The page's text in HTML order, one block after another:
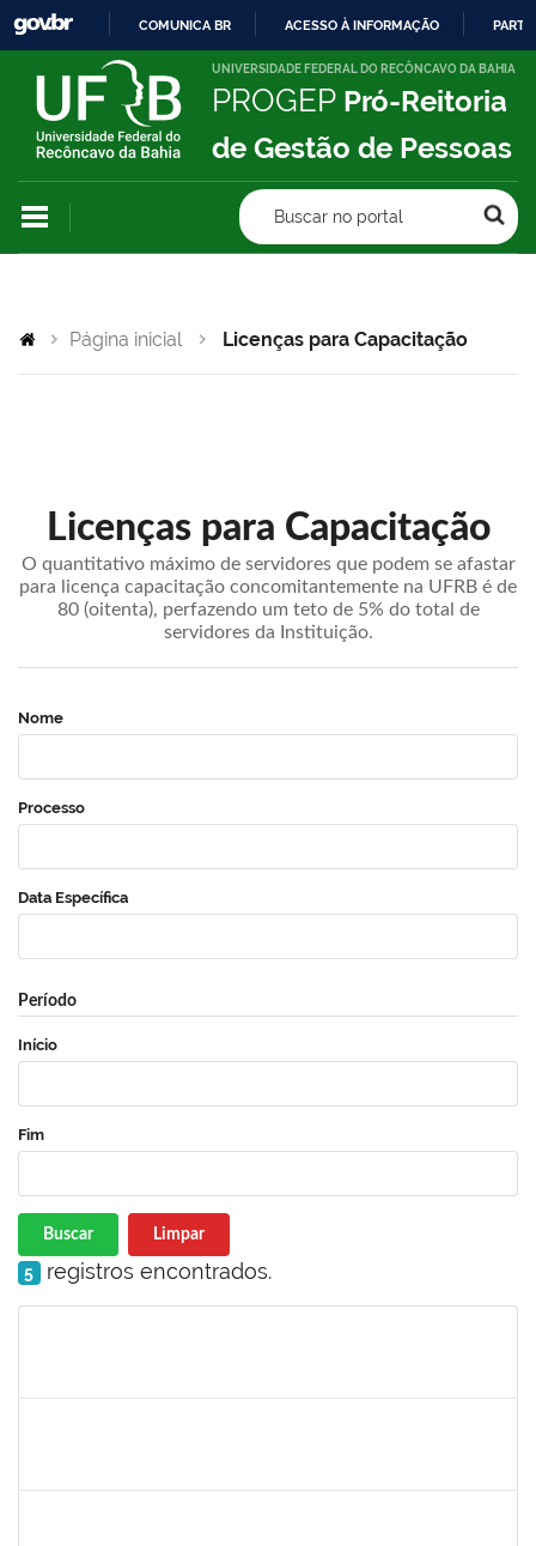
IR
PARA
CONTEÚDO
COMUNICA BR ACESSO À INFORMAÇÃO
UNIVERSIDADE FEDERAL DO RECÔNCAVO DA BAHIA
PROGEP Pró-Reitoria
de Gestão de Pessoas
Buscar no portal
Página inicial Licenças para Capacitação
Licenças para Capacitação
O quantitativo máximo de servidores que podem se afastar
para licença capacitação concomitantemente na UFRB é de
80 (oitenta), perfazendo um teto de 5% do total de
servidores da Instituição.
Nome
Processo
Data Específica
Período
Início
Fim
Buscar Limpar
5 registros encontrados.